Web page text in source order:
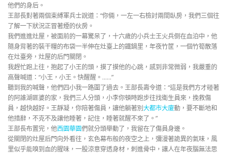
他們的身后。
王部長對著兩個束縛軍兵士說道：“你倆，一左一右檢討兩間臥房，我們三個往
了解一下狀況正冒著煙的伙房。
我們進進灶屋，被面前的一幕驚呆了，十六歲的小兵士王火兵倒在血泊中，他
隨身背著的裝干糧的布袋一半伸在灶臺上的鐵鍋里，年夜竹筐，一個竹筍散落
在灶臺旁，灶屋的后門關閉。
我趕忙跑上往，抱起了小王的頭，摸了摸他的心跳，感到非常微弱，我嚴重的
高聲喊道：“小王，小王。快醒醒。……”
聽到我的喊聲，他們四小我一路圍了過去。王部長壽令道：“這是我們方才碰著
的阿誰湖匪婆的家，我們三人分頭，小李你頓時跑步往找衛生員來，挽救傷
員，越快越好。王靜凝，你陪著傷員，讓他躺著別大都市大廈動，要不斷地和
他措辭，不克不及讓他睡著，記住，睡著就醒不來了。”
王部長布置完，他西園華園們就分頭舉動了，我留在了傷員身邊。
從關閉的灶屋后門向外看往，玄色幕布般的夜空之上，彌漫著詭異的氣味，風
里似乎能嗅到血的腥味，一股涼意穿透身材，刺進骨中，讓人在年夜腦無法思